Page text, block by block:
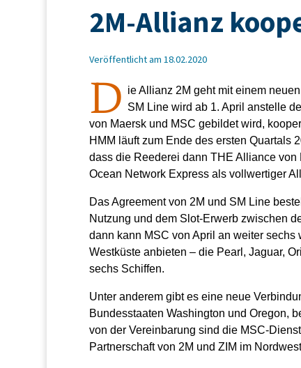
2M-Allianz
Veröffentlicht am 18.02.2020
D ie Allianz 2M geht mit einem
SM Line wird ab 1. April anstelle
von Maersk und MSC gebildet wird,
HMM läuft zum Ende des ersten Quartals
dass die Reederei dann THE Alliance
Ocean Network Express als vollwertiger
Das Agreement von 2M und SM Line
Nutzung und dem Slot-Erwerb zwischen
dann kann MSC von April an weiter
Westküste anbieten – die Pearl, Jaguar,
sechs Schiffen.
Unter anderem gibt es eine neue
Bundesstaaten Washington und Oregon,
von der Vereinbarung sind die MSC-
Partnerschaft von 2M und ZIM im